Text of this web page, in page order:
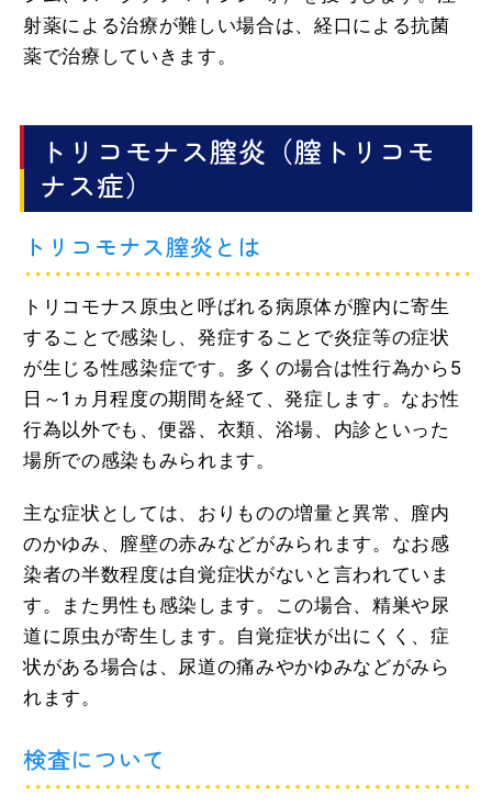
射薬による治療が難しい場合は、経口による抗菌
薬で治療していきます。
トリコモナス膣炎（膣トリコモ
ナス症）
トリコモナス膣炎とは
トリコモナス原虫と呼ばれる病原体が膣内に寄生
することで感染し、発症することで炎症等の症状
が生じる性感染症です。多くの場合は性行為から5
日～1ヵ月程度の期間を経て、発症します。なお性
行為以外でも、便器、衣類、浴場、内診といった
場所での感染もみられます。
主な症状としては、おりものの増量と異常、膣内
のかゆみ、膣壁の赤みなどがみられます。なお感
染者の半数程度は自覚症状がないと言われていま
す。また男性も感染します。この場合、精巣や尿
道に原虫が寄生します。自覚症状が出にくく、症
状がある場合は、尿道の痛みやかゆみなどがみら
れます。
検査について